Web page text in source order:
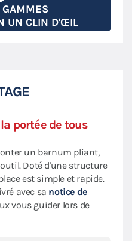
GAMMES
UN CLIN D'ŒIL
portée de tous
un barnum pliant,
Doté d'une structure
est simple et rapide.
avec sa notice de
vous guider lors de